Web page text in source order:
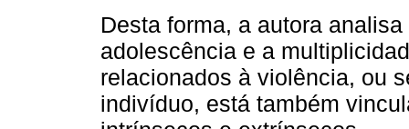
Desta forma, a autora
adolescência e a
relacionados à violência, ou
indivíduo, está também